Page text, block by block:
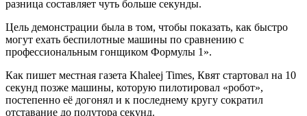
разница составляет чуть больше секунды.
Цель демонстрации была в том, чтобы показать, как быстро
могут ехать беспилотные машины по сравнению с
профессиональным гонщиком Формулы 1».
Как пишет местная газета Khaleej Times, Квят стартовал на 10
секунд позже машины, которую пилотировал «робот»,
постепенно её догонял и к последнему кругу сократил
отставание до полутора секунд.